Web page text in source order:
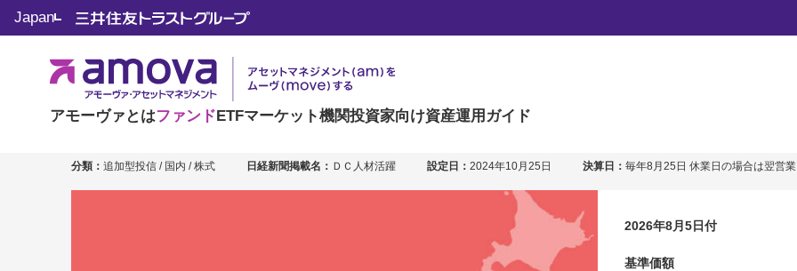
アモーヴァとはファンドETFマーケット機関投資家向け資産運用ガイド
Japan
ＤＣ日本株人材活躍企業応援ファンド
愛称：ＤＣ人材活躍
分類： 追加型投信 / 国内 / 株式 日経新聞掲載名： ＤＣ人材活躍 設定日： 2024年10月25日 決算日： 毎年8月25日 休業日の場合は翌営業
2026年8月5日付
基準価額